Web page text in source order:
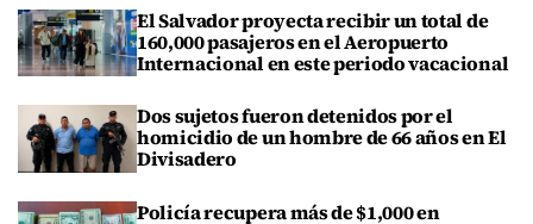
El Salvador proyecta recibir un total de
160,000 pasajeros en el Aeropuerto
Internacional en este periodo vacacional
Dos sujetos fueron detenidos por el
homicidio de un hombre de 66 años en El
Divisadero
Policía recupera más de $1,000 en